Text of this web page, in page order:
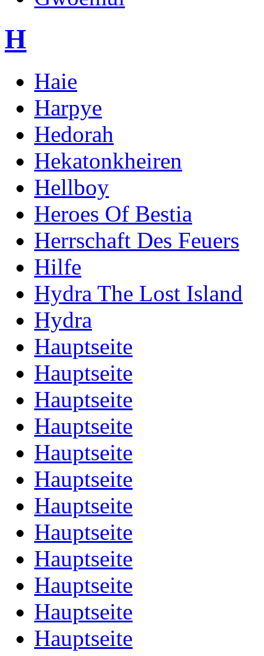
H
Haie
Harpye
Hedorah
Hekatonkheiren
Hellboy
Heroes Of Bestia
Herrschaft Des Feuers
Hilfe
Hydra The Lost Island
Hydra
Hauptseite
Hauptseite
Hauptseite
Hauptseite
Hauptseite
Hauptseite
Hauptseite
Hauptseite
Hauptseite
Hauptseite
Hauptseite
Hauptseite